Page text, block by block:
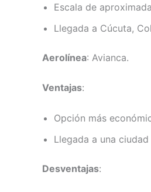
Escala de
Llegada a Cúcuta,
Aerolínea: Avianca.
Ventajas:
Opción más
Llegada a una
Desventajas: